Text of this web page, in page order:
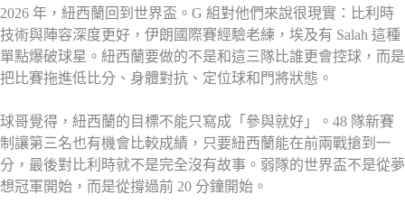
2026 年，紐西蘭回到世界盃。G 組對他們來說很現實：比利時
技術與陣容深度更好，伊朗國際賽經驗老練，埃及有 Salah 這種
單點爆破球星。紐西蘭要做的不是和這三隊比誰更會控球，而是
把比賽拖進低比分、身體對抗、定位球和門將狀態。
球哥覺得，紐西蘭的目標不能只寫成「參與就好」。48 隊新賽
制讓第三名也有機會比較成績，只要紐西蘭能在前兩戰搶到一
分，最後對比利時就不是完全沒有故事。弱隊的世界盃不是從夢
想冠軍開始，而是從撐過前 20 分鐘開始。